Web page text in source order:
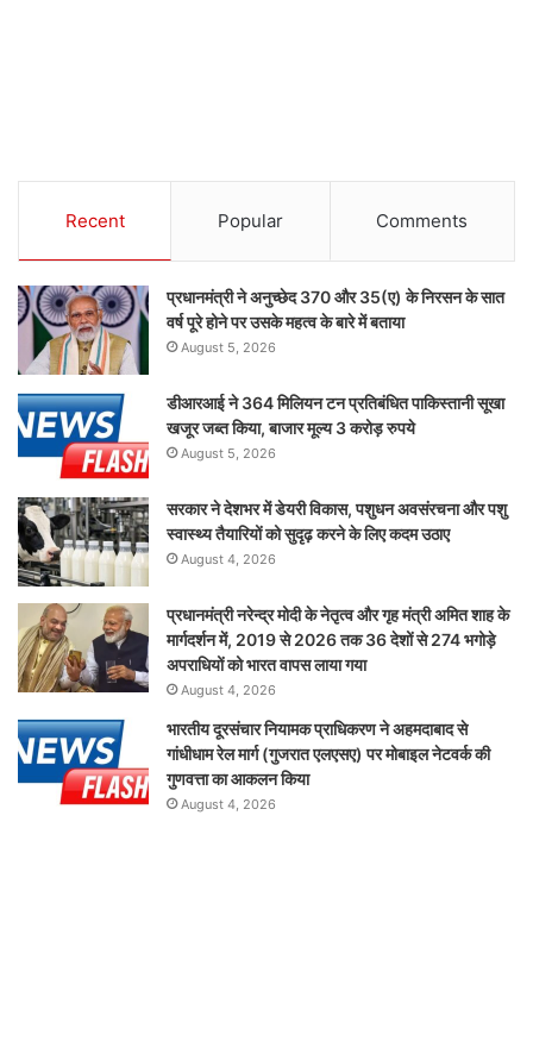
Recent Popular Comments
प्रधानमंत्री ने अनुच्छेद 370 और 35(ए) के निरसन के सात
वर्ष पूरे होने पर उसके महत्व के बारे में बताया
August 5, 2026
डीआरआई ने 364 मिलियन टन प्रतिबंधित पाकिस्तानी सूखा
खजूर जब्त किया, बाजार मूल्य 3 करोड़ रुपये
August 5, 2026
सरकार ने देशभर में डेयरी विकास, पशुधन अवसंरचना और पशु
स्वास्थ्य तैयारियों को सुदृढ़ करने के लिए कदम उठाए
August 4, 2026
प्रधानमंत्री नरेन्द्र मोदी के नेतृत्व और गृह मंत्री अमित शाह के
मार्गदर्शन में, 2019 से 2026 तक 36 देशों से 274 भगोड़े
अपराधियों को भारत वापस लाया गया
August 4, 2026
भारतीय दूरसंचार नियामक प्राधिकरण ने अहमदाबाद से
गांधीधाम रेल मार्ग (गुजरात एलएसए) पर मोबाइल नेटवर्क की
गुणवत्ता का आकलन किया
August 4, 2026